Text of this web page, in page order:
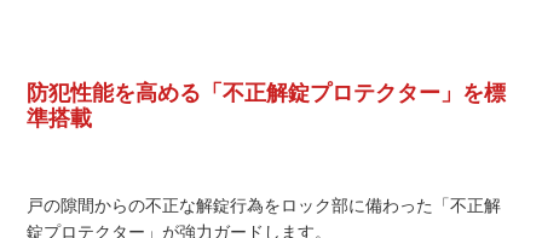
防犯性能を高める「不正解錠プロテクター」を標
準搭載
戸の隙間からの不正な解錠行為をロック部に備わった「不正解
錠プロテクター」が強力ガードします。